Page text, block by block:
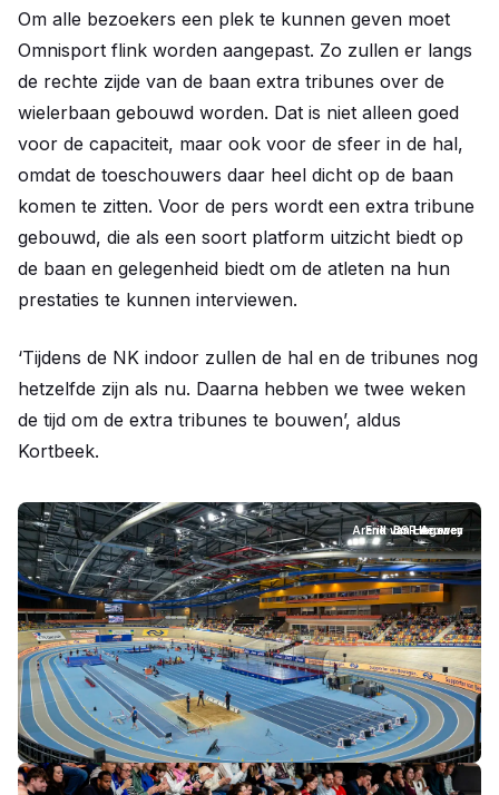
Om alle bezoekers een plek te kunnen geven moet
Omnisport flink worden aangepast. Zo zullen er langs
de rechte zijde van de baan extra tribunes over de
wielerbaan gebouwd worden. Dat is niet alleen goed
voor de capaciteit, maar ook voor de sfeer in de hal,
omdat de toeschouwers daar heel dicht op de baan
komen te zitten. Voor de pers wordt een extra tribune
gebouwd, die als een soort platform uitzicht biedt op
de baan en gelegenheid biedt om de atleten na hun
prestaties te kunnen interviewen.
‘Tijdens de NK indoor zullen de hal en de tribunes nog
hetzelfde zijn als nu. Daarna hebben we twee weken
de tijd om de extra tribunes te bouwen’, aldus
Kortbeek.
Erik van Leeuwen
Arend Jan Hermsen
BSR Agency